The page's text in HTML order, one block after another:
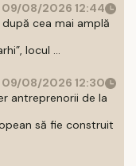
09/08/2026 12:44
cea mai amplă
locul ...
09/08/2026 12:30
antreprenorii de la
să fie construit